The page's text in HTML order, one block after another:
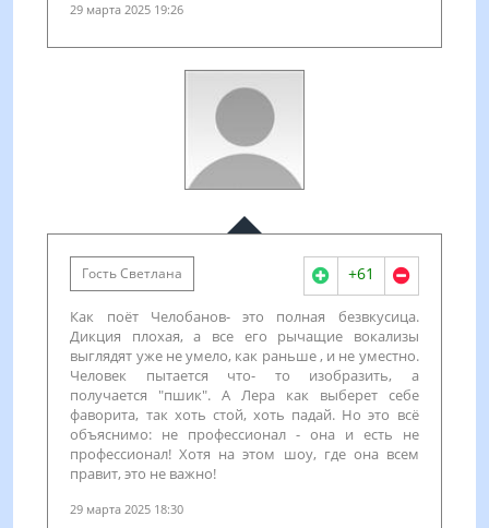
29 марта 2025 19:26
Гость Светлана +61
Как поёт Челобанов- это полная безвкусица.
Дикция плохая, а все его рычащие вокализы
выглядят уже не умело, как раньше , и не уместно.
Человек пытается что- то изобразить, а
получается "пшик". А Лера как выберет себе
фаворита, так хоть стой, хоть падай. Но это всё
объяснимо: не профессионал - она и есть не
профессионал! Хотя на этом шоу, где она всем
правит, это не важно!
29 марта 2025 18:30